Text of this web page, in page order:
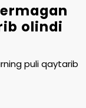
olindi
puli qaytarib